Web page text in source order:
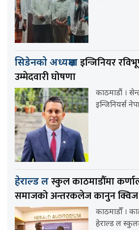
सिडेनको अध्यक्षमाइन्जिनियर
उम्मेदवारी घोषणा
काठमाडौं ।
इन्जिनियर्स
हेराल्ड लस्कुल काठमाडौँमा
समाजको अन्तरकलेज कानुन क्विज
काठमाडौँ ।
हेराल्ड ल